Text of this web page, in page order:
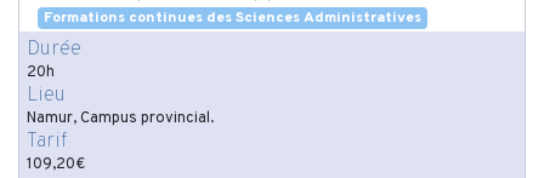
Formations continues des Sciences Administratives
Durée
20h
Lieu
Namur, Campus provincial.
Tarif
109,20€